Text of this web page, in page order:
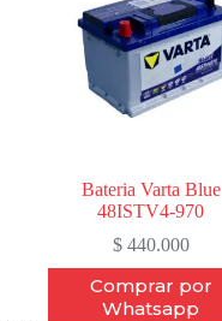
Bateria Varta Blue
48ISTV4-970
$440.000
Comprar por
Whatsapp